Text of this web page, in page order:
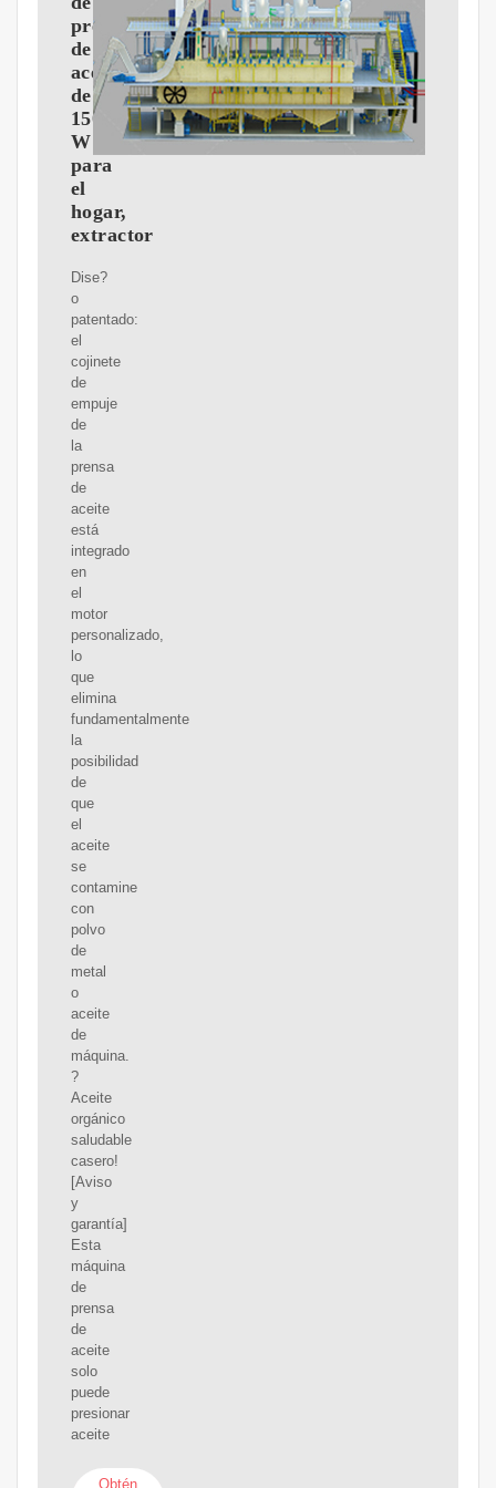
prensa
de
aceite
de
1500
W
para
el
hogar,
extractor
Dise?
o
patentado:
el
cojinete
de
empuje
de
la
prensa
de
aceite
está
integrado
en
el
motor
personalizado,
lo
que
elimina
fundamentalmente
la
posibilidad
de
que
el
aceite
se
contamine
con
polvo
de
metal
o
aceite
de
máquina.
?
Aceite
orgánico
saludable
casero!
[Aviso
y
garantía]
Esta
máquina
de
prensa
de
aceite
solo
puede
presionar
aceite
Obtén